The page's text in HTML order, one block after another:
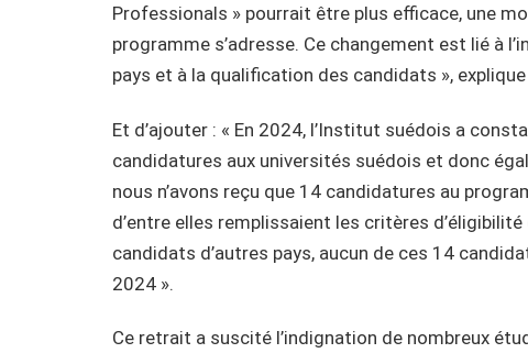
Professionals » pourrait être plus efficace, une
programme s’adresse. Ce changement est lié à
pays et à la qualification des candidats », explique
Et d’ajouter : « En 2024, l’Institut suédois a
candidatures aux universités suédois et donc
nous n’avons reçu que 14 candidatures au
d’entre elles remplissaient les critères
candidats d’autres pays, aucun de ces 14
2024 ».
Ce retrait a suscité l’indignation de nombreux